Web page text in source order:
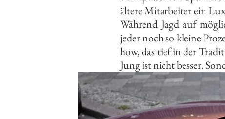
ältere Mitarbeiter ein
Während Jagd auf
jeder noch so kleine
how, das tief in der
Jung ist nicht besser.